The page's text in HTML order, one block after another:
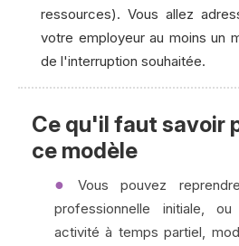
ressources). Vous allez
votre employeur au moins un
de l'interruption souhaitée.
Ce qu'il faut savoir
ce modèle
Vous pouvez
professionnelle initiale,
activité à temps partiel,